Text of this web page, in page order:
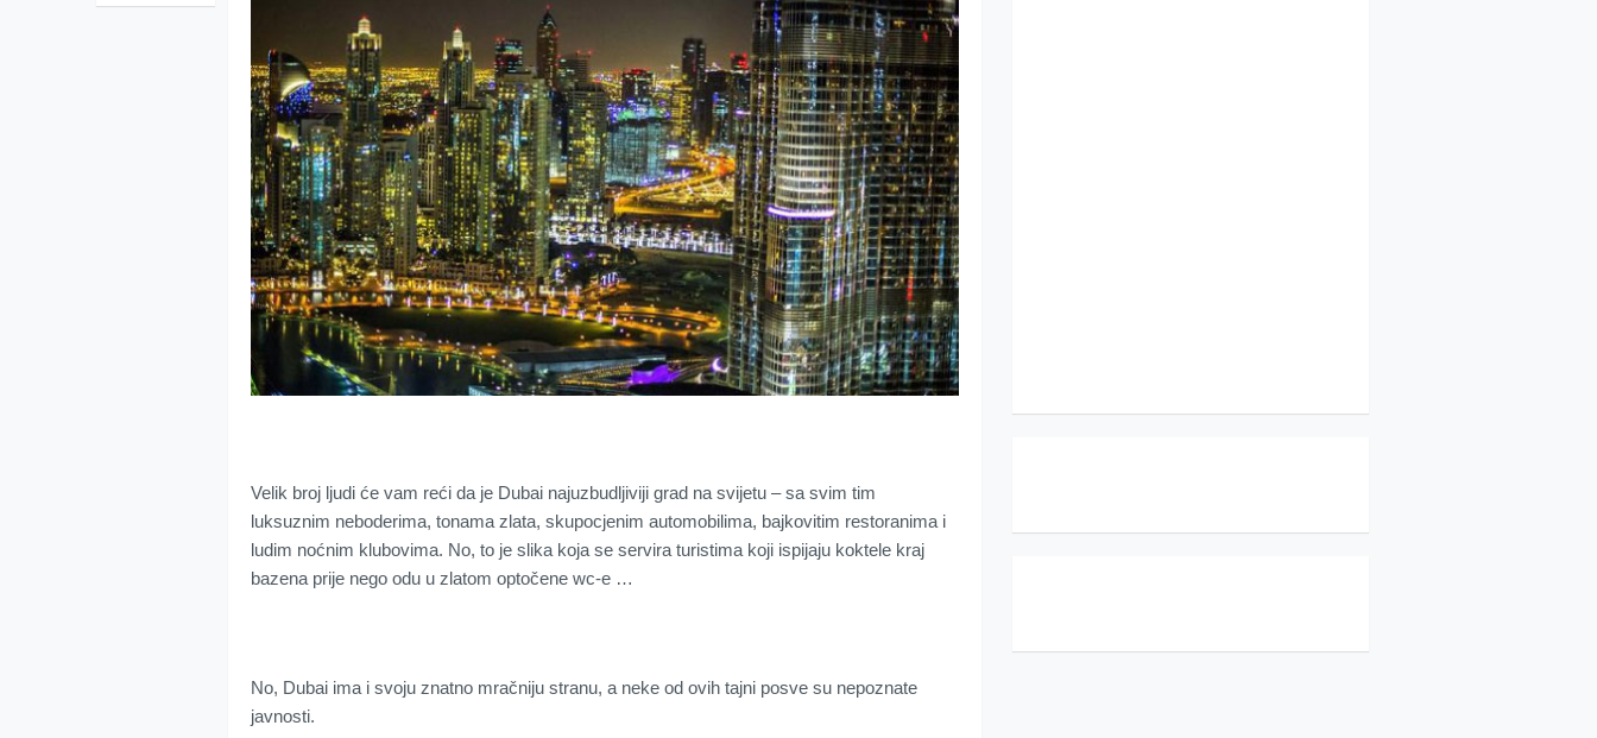
Velik broj ljudi će vam reći da je Dubai najuzbudljiviji grad na svijetu – sa svim tim
luksuznim neboderima, tonama zlata, skupocjenim automobilima, bajkovitim restoranima i
ludim noćnim klubovima. No, to je slika koja se servira turistima koji ispijaju koktele kraj
bazena prije nego odu u zlatom optočene wc-e …
No, Dubai ima i svoju znatno mračniju stranu, a neke od ovih tajni posve su nepoznate
javnosti.